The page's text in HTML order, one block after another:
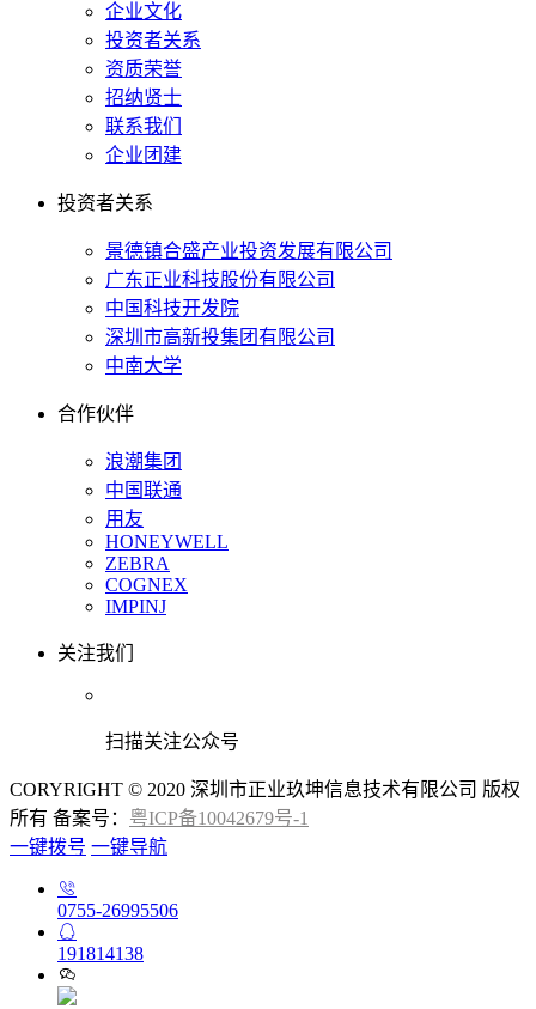
企业文化
投资者关系
资质荣誉
招纳贤士
联系我们
企业团建
投资者关系
景德镇合盛产业投资发展有限公司
广东正业科技股份有限公司
中国科技开发院
深圳市高新投集团有限公司
中南大学
合作伙伴
浪潮集团
中国联通
用友
HONEYWELL
ZEBRA
COGNEX
IMPINJ
关注我们
扫描关注公众号
CORYRIGHT © 2020 深圳市正业玖坤信息技术有限公司 版权
所有 备案号： 粤ICP备10042679号-1
一键拨号 一键导航
0755-26995506
191814138